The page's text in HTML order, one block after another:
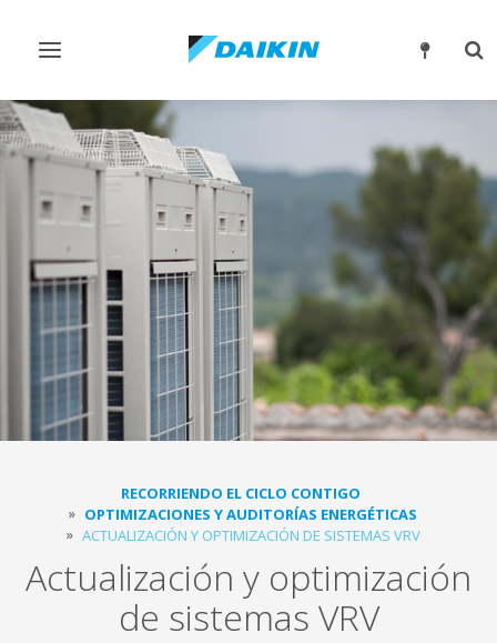
Alternar
RECORRIENDO EL CICLO CONTIGO
OPTIMIZACIONES Y AUDITORÍAS ENERGÉTICAS
ACTUALIZACIÓN Y OPTIMIZACIÓN DE SISTEMAS VRV
Actualización y optimización
de sistemas VRV